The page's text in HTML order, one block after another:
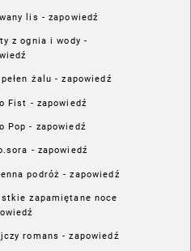
lis - zapowiedź
z ognia i wody -
żalu - zapowiedź
Fist - zapowiedź
Pop - zapowiedź
- zapowiedź
podróż - zapowiedź
zapamiętane noce
romans - zapowiedź